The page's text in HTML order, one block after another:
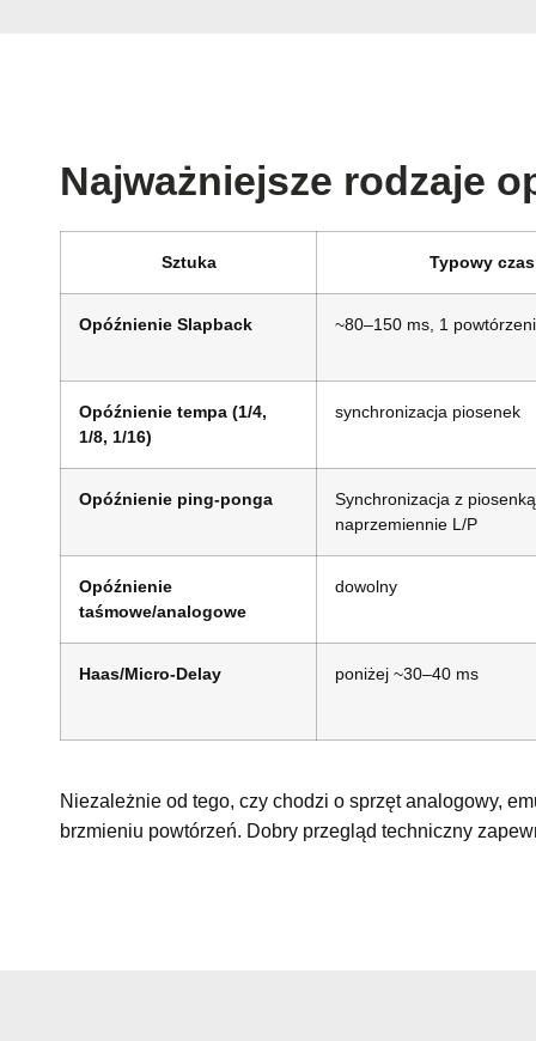
Najważniejsze rodzaje
Sztuka Typowy czas
Opóźnienie Slapback ~80–150 ms, 1
Opóźnienie tempa (1/4,
1/8, 1/16)
synchronizacja piosenek
Opóźnienie ping-ponga
Synchronizacja z
naprzemiennie L/P
Opóźnienie
taśmowe/analogowe
dowolny
Haas/Micro-Delay poniżej ~30–40 ms
Niezależnie od tego, czy chodzi o sprzęt analogowy,
brzmieniu powtórzeń. Dobry przegląd techniczny